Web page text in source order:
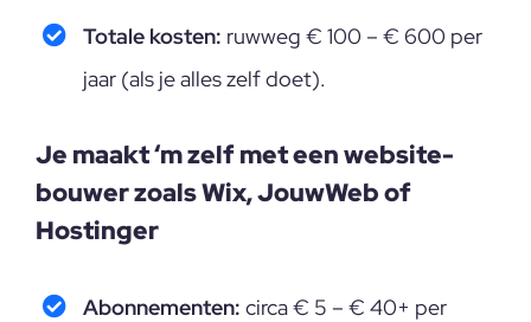
Totale kosten: ruwweg € 100 – € 600 per
jaar (als je alles zelf doet).
Je maakt ‘m zelf met een website-
bouwer zoals Wix, JouwWeb of
Hostinger
Abonnementen: circa € 5 – € 40+ per